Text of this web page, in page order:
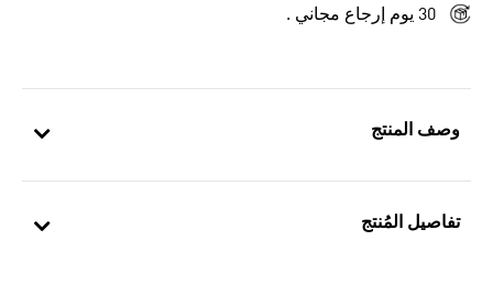
وصف المنتج
تفاصيل المُنتج